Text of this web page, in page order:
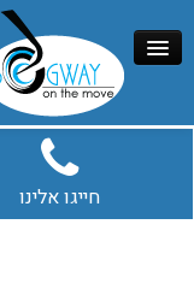
חייגו אלינו